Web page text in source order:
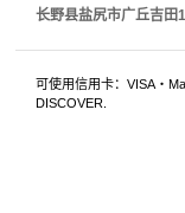
长野县盐尻市广丘吉田
可使用信用卡：VISA・
DISCOVER.